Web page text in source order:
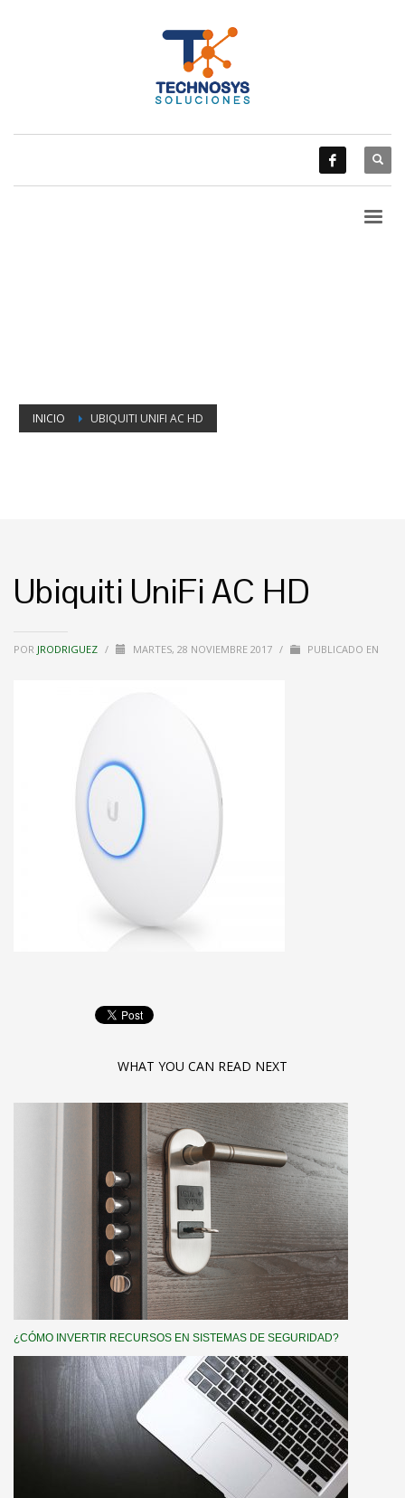
INICIO UBIQUITI UNIFI AC HD
Ubiquiti UniFi AC HD
POR JRODRIGUEZ / MARTES, 28 NOVIEMBRE 2017 / PUBLICADO EN
WHAT YOU CAN READ NEXT
¿CÓMO INVERTIR RECURSOS EN SISTEMAS DE SEGURIDAD?